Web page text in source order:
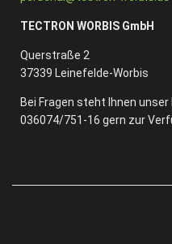
TECTRON WORBIS GmbH
Querstraße 2
37339 Leinefelde-Worbis
Bei Fragen steht Ihnen
036074/751-16 gern zur